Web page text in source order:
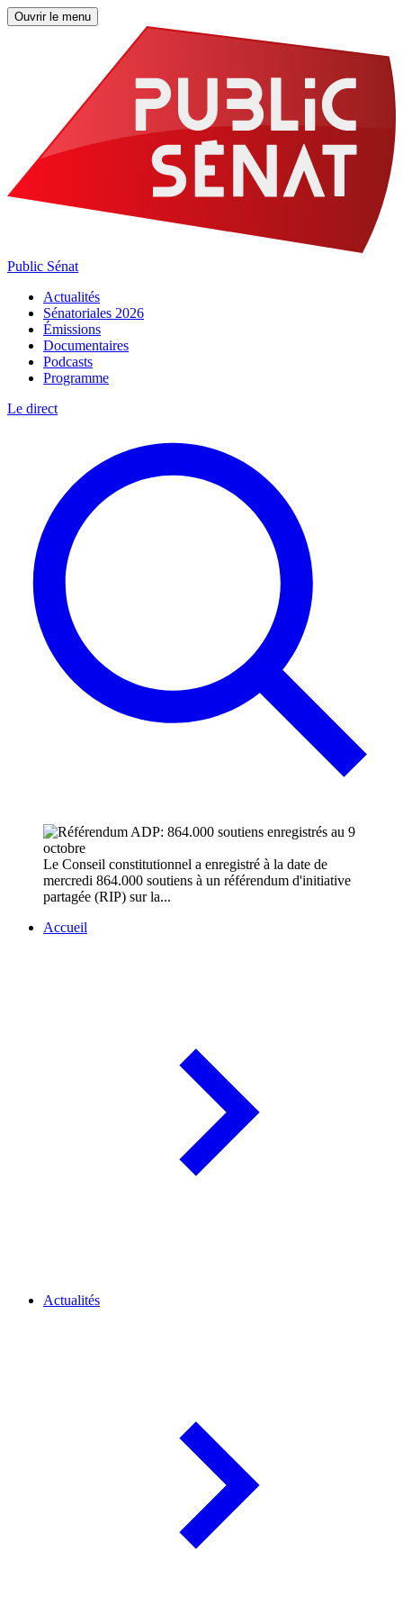
Ouvrir le menu
Public Sénat
Actualités
Sénatoriales 2026
Émissions
Documentaires
Podcasts
Programme
Le direct
Le Conseil constitutionnel a enregistré à la date de
mercredi 864.000 soutiens à un référendum d'initiative
partagée (RIP) sur la...
Accueil
Actualités